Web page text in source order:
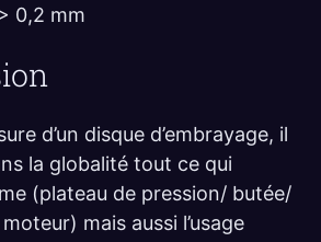
0,2 mm
d’un disque d’embrayage, il
la globalité tout ce qui
(plateau de pression/ butée/
mais aussi l’usage